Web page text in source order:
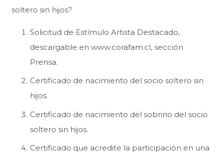
soltero sin hijos?
Solicitud de Estímulo Artista Destacado,
descargable en www.corafam.cl, sección
Prensa.
Certificado de nacimiento del socio soltero sin
hijos.
Certificado de nacimiento del sobrino del socio
soltero sin hijos.
Certificado que acredite la participación en una